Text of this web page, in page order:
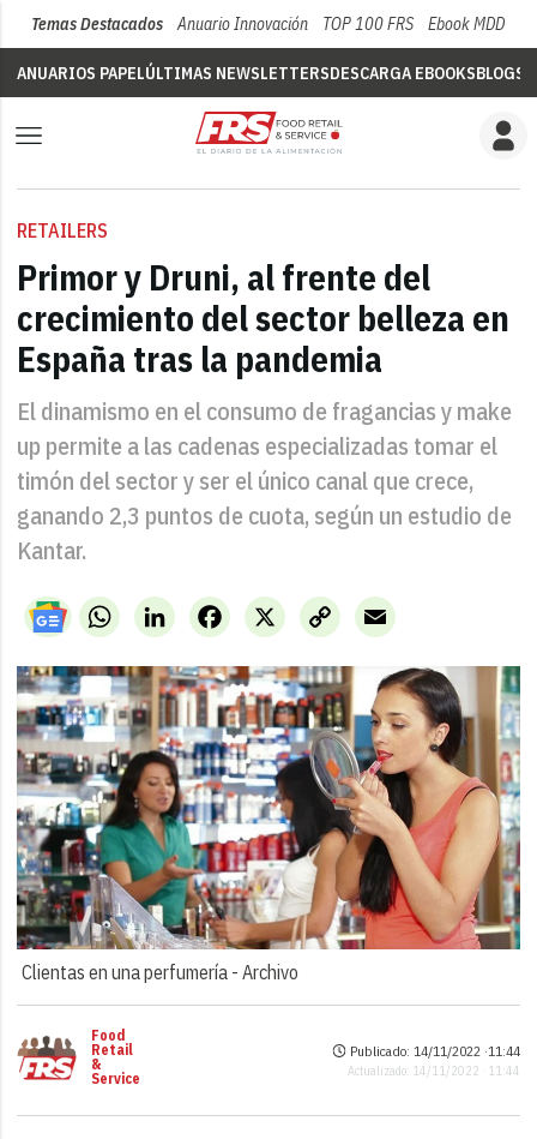
Temas Destacados Anuario Innovación TOP 100 FRS Ebook MDD
ANUARIOS PAPELÚLTIMAS NEWSLETTERSDESCARGA EBOOKSBLOGS
RETAILERS
Primor y Druni, al frente del
crecimiento del sector belleza en
España tras la pandemia
El dinamismo en el consumo de fragancias y make
up permite a las cadenas especializadas tomar el
timón del sector y ser el único canal que crece,
ganando 2,3 puntos de cuota, según un estudio de
Kantar.
WhatsAppLinkedIn X
Facebook
Copy
Link
Email
Clientas en una perfumería -Archivo
Food
Retail
&
Service
Publicado: 14/11/2022 ·11:44
Actualizado: 14/11/2022 · 11:44